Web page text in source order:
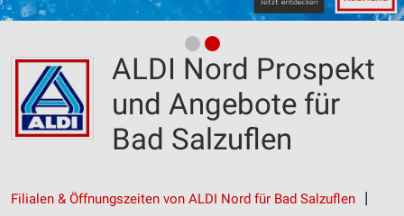
ALDI Nord Prospekt
und Angebote für
Bad Salzuflen
Filialen & Öffnungszeiten von ALDI Nord für Bad Salzuflen